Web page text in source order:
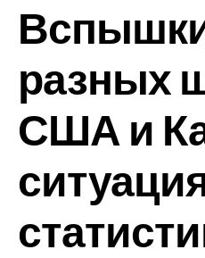
разных
США и